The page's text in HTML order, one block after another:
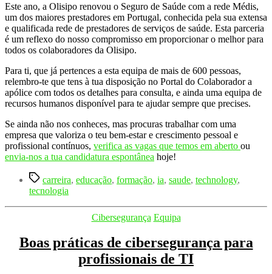
Este ano, a Olisipo renovou o Seguro de Saúde com a rede Médis,
um dos maiores prestadores em Portugal, conhecida pela sua extensa
e qualificada rede de prestadores de serviços de saúde. Esta parceria
é um reflexo do nosso compromisso em proporcionar o melhor para
todos os colaboradores da Olisipo.
Para ti, que já pertences a esta equipa de mais de 600 pessoas,
relembro-te que tens à tua disposição no Portal do Colaborador a
apólice com todos os detalhes para consulta, e ainda uma equipa de
recursos humanos disponível para te ajudar sempre que precises.
Se ainda não nos conheces, mas procuras trabalhar com uma
empresa que valoriza o teu bem-estar e crescimento pessoal e
profissional contínuos, verifica as vagas que temos em aberto ou
envia-nos a tua candidatura espontânea hoje!
Etiquetas
carreira, educação, formação, ia, saude, technology,
tecnologia
Categorias
Cibersegurança Equipa
Boas práticas de cibersegurança para
profissionais de TI